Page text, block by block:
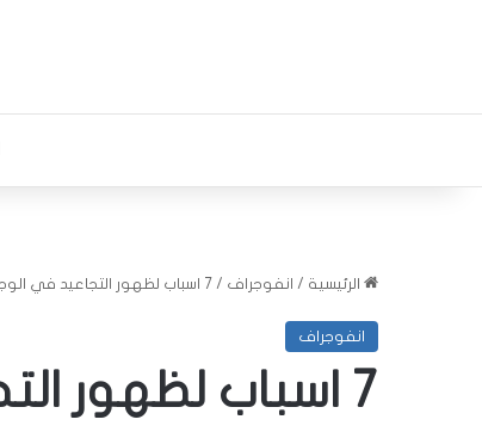
الرئيسية / انفوجراف / 7 اسباب لظهور التجاعيد في الوجه
انفوجراف
7 اسباب لظهور التجاعيد في الوجه